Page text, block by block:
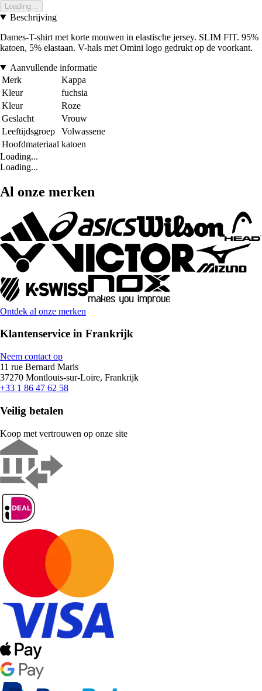
Loading...
Beschrijving
Dames-T-shirt met korte mouwen in elastische jersey. SLIM FIT. 95%
katoen, 5% elastaan. V-hals met Omini logo gedrukt op de voorkant.
Aanvullende informatie
Merk
Kappa
Kleur
fuchsia
Kleur
Roze
Geslacht
Vrouw
Leeftijdsgroep
Volwassene
Hoofdmateriaal katoen
Loading...
Loading...
Al onze merken
Ontdek al onze merken
Klantenservice in Frankrijk
Neem contact op
11 rue Bernard Maris
37270 Montlouis-sur-Loire, Frankrijk
+33 1 86 47 62 58
Veilig betalen
Koop met vertrouwen op onze site